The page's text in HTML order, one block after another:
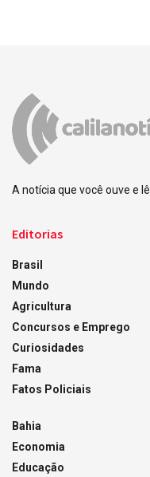
A notícia que você ouve e lê.
Editorias
Brasil
Mundo
Agricultura
Concursos e Emprego
Curiosidades
Fama
Fatos Policiais
Bahia
Economia
Educação